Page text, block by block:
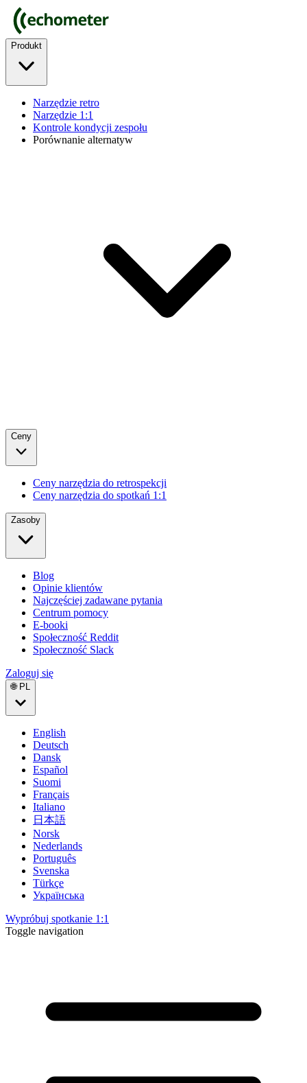
Produkt
Narzędzie retro
Narzędzie 1:1
Kontrole kondycji zespołu
Porównanie alternatyw
Ceny
Ceny narzędzia do retrospekcji
Ceny narzędzia do spotkań 1:1
Zasoby
Blog
Opinie klientów
Najczęściej zadawane pytania
Centrum pomocy
E-booki
Społeczność Reddit
Społeczność Slack
Zaloguj się
🌐 PL
English
Deutsch
Dansk
Español
Suomi
Français
Italiano
日本語
Norsk
Nederlands
Português
Svenska
Türkçe
Українська
Wypróbuj spotkanie 1:1
Toggle navigation